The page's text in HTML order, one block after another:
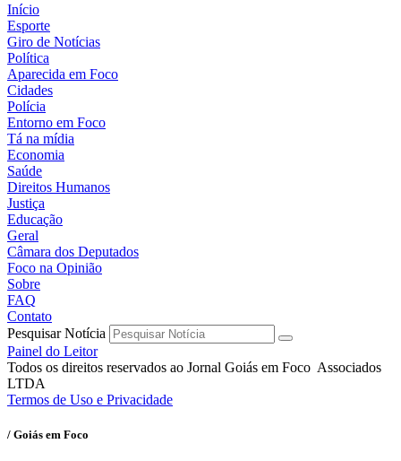
Início
Esporte
Giro de Notícias
Política
Aparecida em Foco
Cidades
Polícia
Entorno em Foco
Tá na mídia
Economia
Saúde
Direitos Humanos
Justiça
Educação
Geral
Câmara dos Deputados
Foco na Opinião
Sobre
FAQ
Contato
Pesquisar Notícia
Painel do Leitor
Todos os direitos reservados ao Jornal Goiás em Foco Associados
LTDA
Termos de Uso e Privacidade
/ Goiás em Foco